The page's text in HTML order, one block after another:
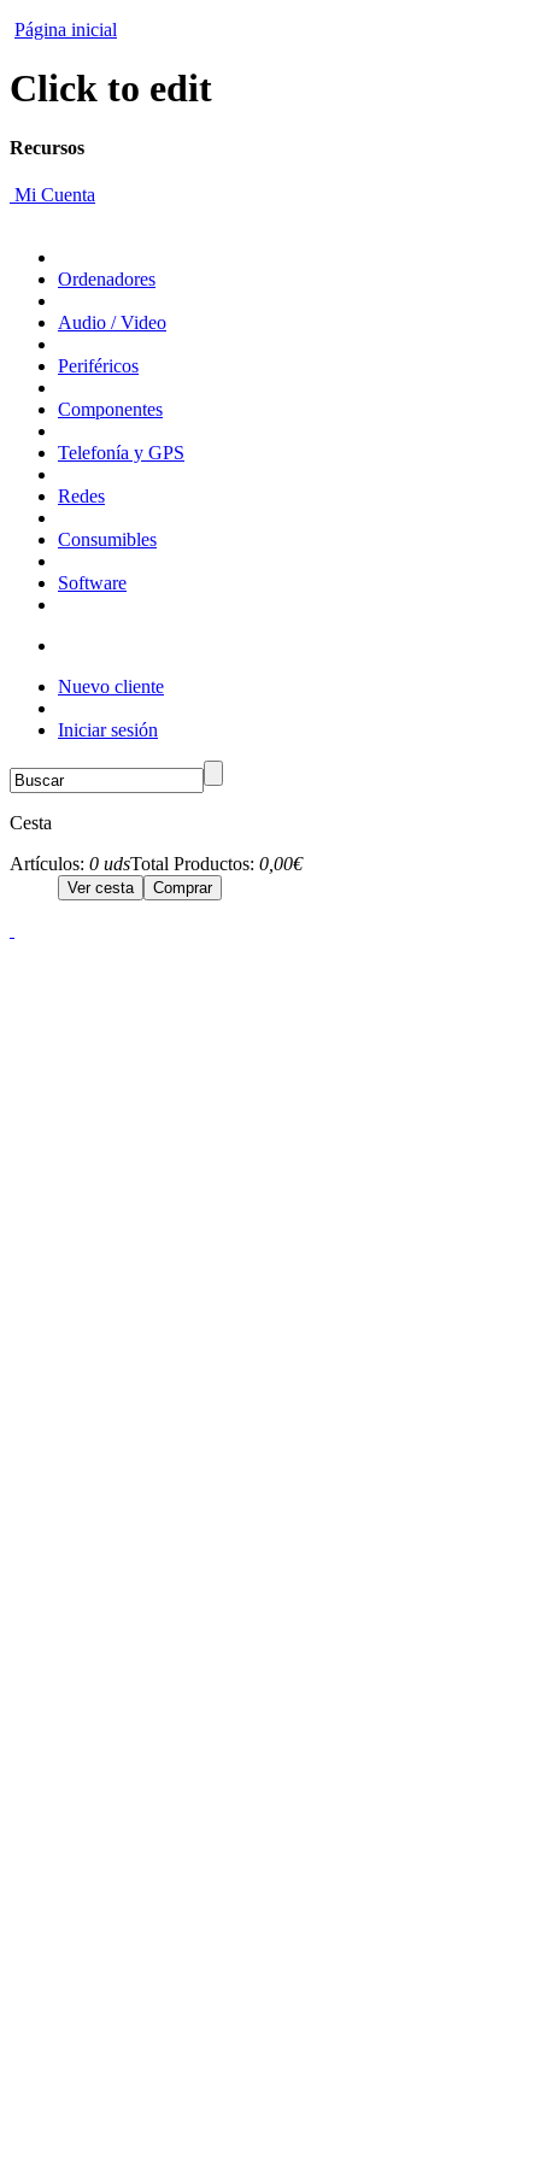
Página inicial
Click to edit
Recursos
Mi Cuenta
Ordenadores
Audio / Video
Periféricos
Componentes
Telefonía y GPS
Redes
Consumibles
Software
Nuevo cliente
Iniciar sesión
Cesta
Artículos: 0 udsTotal Productos: 0,00€